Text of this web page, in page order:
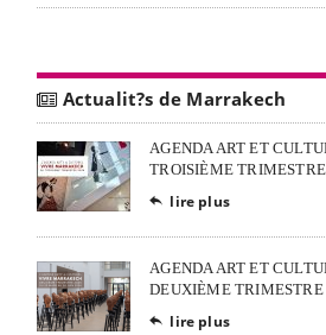
Actualit?s de Marrakech
AGENDA ART ET
TROISIÈME
 lire plus
AGENDA ART ET
DEUXIÈME TRIMESTRE
 lire plus